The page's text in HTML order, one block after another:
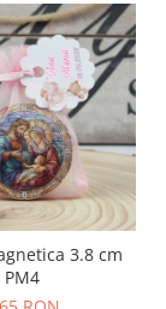
3.8 cm
PM4